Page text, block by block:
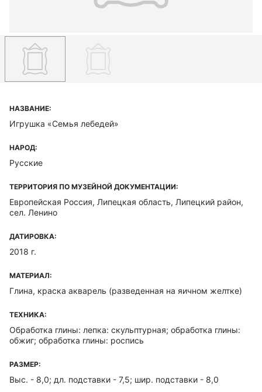
НАЗВАНИЕ:
Игрушка «Семья лебедей»
НАРОД:
Русские
ТЕРРИТОРИЯ ПО МУЗЕЙНОЙ ДОКУМЕНТАЦИИ:
Европейская Россия, Липецкая область, Липецкий район,
сел. Ленино
ДАТИРОВКА:
2018 г.
МАТЕРИАЛ:
Глина, краска акварель (разведенная на яичном желтке)
ТЕХНИКА:
Обработка глины: лепка: скульптурная; обработка глины:
обжиг; обработка глины: роспись
РАЗМЕР:
Выс. - 8,0; дл. подставки - 7,5; шир. подставки - 8,0